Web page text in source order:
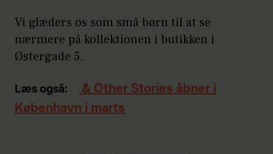
Vi glæders os som små børn til at se
nærmere på kollektionen i butikken i
Østergade 5.
Læs også:
& Other Stories åbner i
København i marts